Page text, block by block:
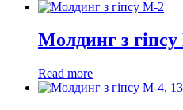
Молдинг з
Read more